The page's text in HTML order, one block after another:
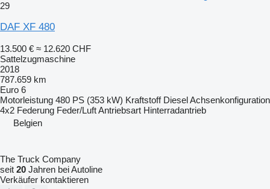
29
DAF XF 480
13.500 € ≈ 12.620 CHF
Sattelzugmaschine
2018
787.659 km
Euro 6
Motorleistung 480 PS (353 kW) Kraftstoff DieselAchsenkonfiguration
4x2 Federung Feder/LuftAntriebsart Hinterradantrieb
Belgien
The Truck Company
seit 20 Jahren bei Autoline
Verkäufer kontaktieren